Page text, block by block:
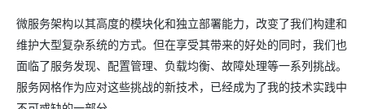
微服务架构以其高度的模块化和独立部署能力，改变了我们构建和
维护大型复杂系统的方式。但在享受其带来的好处的同时，我们也
面临了服务发现、配置管理、负载均衡、故障处理等一系列挑战。
服务网格作为应对这些挑战的新技术，已经成为了我的技术实践中